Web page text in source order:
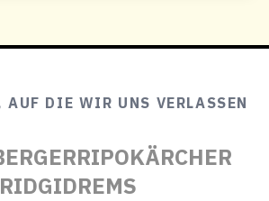
AUF DIE WIR UNS VERLASSEN
RIPOKÄRCHER
RIDGIDREMS